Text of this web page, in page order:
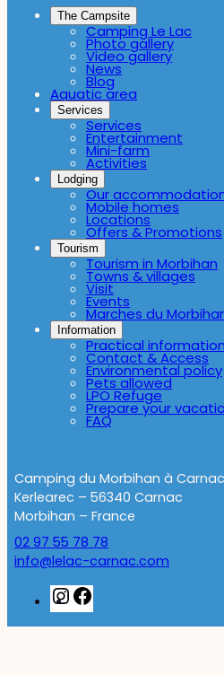
The Campsite
Camping Le Lac
Photo gallery
Video gallery
News
Blog
Aquatic area
Services
Services
Entertainment
Mini-farm
Activities
Lodging
Our
Mobile homes
Locations
Offers & Promotions
Tourism
Tourism in Morbihan
Towns & villages
Visit
Events
Marches du
Information
Practical information
Contact & Access
Environmental policy
Pets allowed
LPO Refuge
Prepare your
FAQ
Camping du Morbihan à
Kerlearec – 56340 Carnac
Morbihan – France
02 97 55 78 78
info@lelac-carnac.com
Instagram